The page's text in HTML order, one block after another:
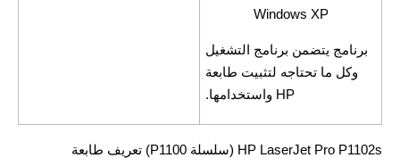
Windows XP
برنامج يتضمن برنامج التشغيل
وكل ما تحتاجه لتثبيت طابعة
HP واستخدامها.
HP LaserJet Pro P1102s (سلسلة P1100) تعريف طابعة